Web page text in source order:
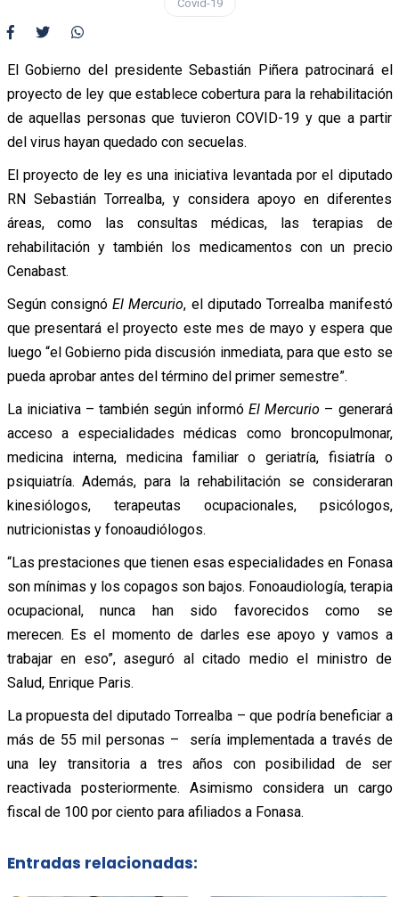
Covid-19
El Gobierno del presidente Sebastián Piñera patrocinará el
proyecto de ley que establece cobertura para la rehabilitación
de aquellas personas que tuvieron COVID-19 y que a partir
del virus hayan quedado con secuelas.
El proyecto de ley es una iniciativa levantada por el diputado
RN Sebastián Torrealba, y considera apoyo en diferentes
áreas, como las consultas médicas, las terapias de
rehabilitación y también los medicamentos con un precio
Cenabast.
Según consignóEl Mercurio, el diputado Torrealba manifestó
que presentará el proyecto este mes de mayo y espera que
luego “el Gobierno pida discusión inmediata, para que esto se
pueda aprobar antes del término del primer semestre”.
La iniciativa – también según informóEl Mercurio – generará
acceso a especialidades médicas como broncopulmonar,
medicina interna, medicina familiar o geriatría, fisiatría o
psiquiatría. Además, para la rehabilitación se consideraran
kinesiólogos, terapeutas ocupacionales, psicólogos,
nutricionistas y fonoaudiólogos.
“Las prestaciones que tienen esas especialidades en Fonasa
son mínimas y los copagos son bajos. Fonoaudiología, terapia
ocupacional, nunca han sido favorecidos como se
merecen. Es el momento de darles ese apoyo y vamos a
trabajar en eso”, aseguró al citado medio el ministro de
Salud, Enrique Paris.
La propuesta del diputado Torrealba – que podría beneficiar a
más de 55 mil personas – sería implementada a través de
una ley transitoria a tres años con posibilidad de ser
reactivada posteriormente. Asimismo considera un cargo
fiscal de 100 por ciento para afiliados a Fonasa.
Entradas relacionadas: